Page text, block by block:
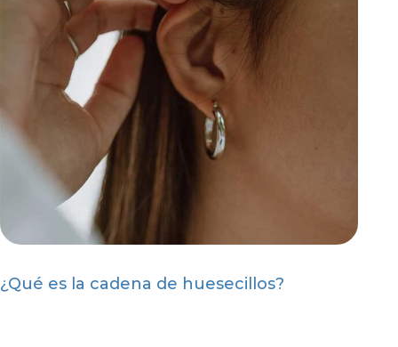
¿Qué es la cadena de huesecillos?